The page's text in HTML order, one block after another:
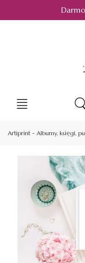
Artiprint - Albumy, księgi,